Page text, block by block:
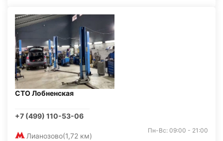
СТО Лобненская
+7 (499) 110-53-06
Лианозово(1,72 км)
Пн-Вс: 09:00 - 21:00